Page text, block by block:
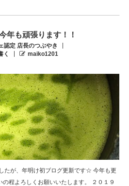
年も頑張ります！！
認定 店長のつぶやき
く
maiko1201
たが、年明け初ブログ更新です☆ 今年も更
程よろしくお願いいたします。 ２０１９